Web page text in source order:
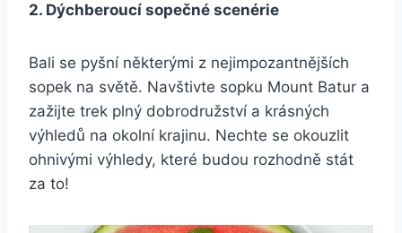
2. Dýchberoucí sopečné scenérie
Bali se pyšní některými z nejimpozantnějších
sopek na světě. Navštivte sopku Mount Batur a
zažijte trek plný dobrodružství a krásných
výhledů na okolní krajinu. Nechte se okouzlit
ohnivými výhledy, které budou rozhodně stát
za to!